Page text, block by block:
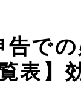
告で
覧表】